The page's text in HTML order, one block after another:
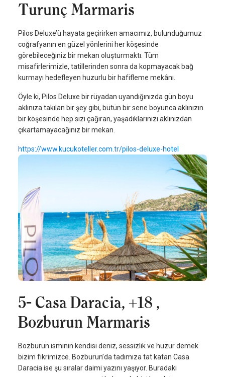
Turunç Marmaris
Pilos Deluxe’ü hayata geçirirken amacımız, bulunduğumuz
coğrafyanın en güzel yönlerini her köşesinde
görebileceğiniz bir mekan oluşturmaktı. Tüm
misafirlerimizle, tatillerinden sonra da kopmayacak bağ
kurmayı hedefleyen huzurlu bir hafifleme mekânı.
Öyle ki, Pilos Deluxe bir rüyadan uyandığınızda gün boyu
aklınıza takılan bir şey gibi, bütün bir sene boyunca aklınızın
bir köşesinde hep sizi çağıran, yaşadıklarınızı aklınızdan
çıkartamayacağınız bir mekan.
https://www.kucukoteller.com.tr/pilos-deluxe-hotel
5- Casa Daracia, +18 ,
Bozburun Marmaris
Bozburun isminin kendisi deniz, sessizlik ve huzur demek
bizim fikrimizce. Bozburun’da tadımıza tat katan Casa
Daracia ise şu sıralar daimi yazını yaşıyor. Buradaki